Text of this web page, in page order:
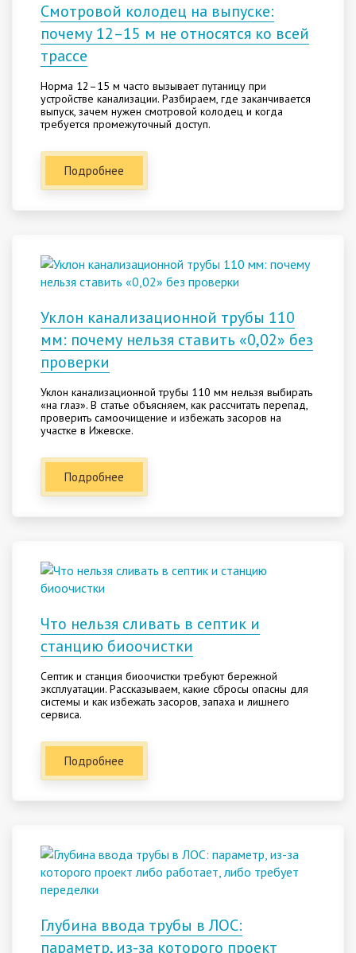
Смотровой колодец на выпуске:
почему 12–15 м не относятся ко всей
трассе
Норма 12–15 м часто вызывает путаницу при
устройстве канализации. Разбираем, где заканчивается
выпуск, зачем нужен смотровой колодец и когда
требуется промежуточный доступ.
Подробнее
Уклон канализационной трубы 110
мм: почему нельзя ставить «0,02» без
проверки
Уклон канализационной трубы 110 мм нельзя выбирать
«на глаз». В статье объясняем, как рассчитать перепад,
проверить самоочищение и избежать засоров на
участке в Ижевске.
Подробнее
Что нельзя сливать в септик и
станцию биоочистки
Септик и станция биоочистки требуют бережной
эксплуатации. Рассказываем, какие сбросы опасны для
системы и как избежать засоров, запаха и лишнего
сервиса.
Подробнее
Глубина ввода трубы в ЛОС:
параметр, из-за которого проект